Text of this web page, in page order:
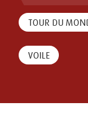
TOUR DU
VOILE